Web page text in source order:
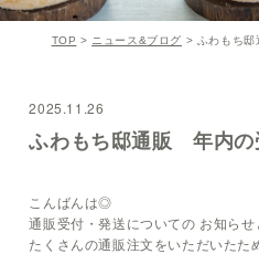
TOP > ニュース&ブログ > ふわもち
2025.11.26
ふわもち邸通販 年内の
こんばんは◎
通販受付・発送についての お知ら
たくさんの通販注文をいただいたた